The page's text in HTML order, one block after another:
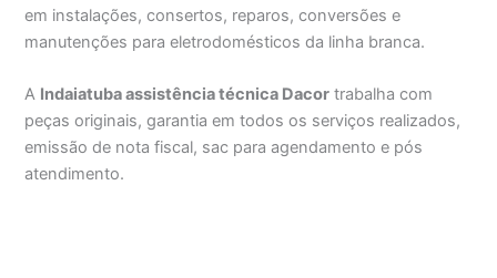
em instalações, consertos, reparos, conversões e
manutenções para eletrodomésticos da linha branca.
A Indaiatuba assistência técnica Dacor trabalha com
peças originais, garantia em todos os serviços realizados,
emissão de nota fiscal, sac para agendamento e pós
atendimento.